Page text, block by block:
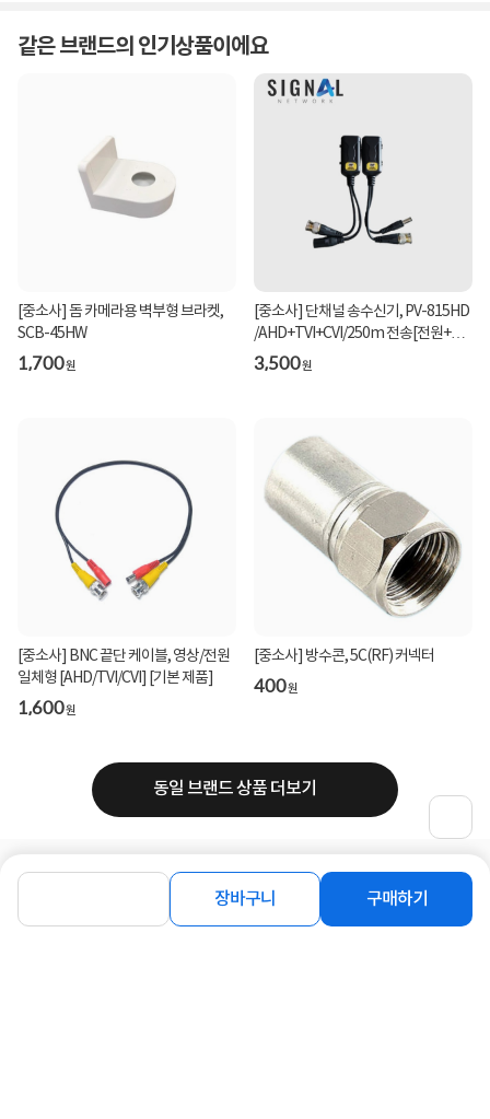
장바구니 구매하기
같은 브랜드의 인기상품이에요
[중소사] 돔 카메라용 벽부형 브라켓,
SCB-45HW
1,700원
[중소사] 단채널 송수신기, PV-815HD
/AHD+TVI+CVI/250m 전송[전원+영
3,500원
[중소사] BNC 끝단 케이블, 영상/전원
일체형 [AHD/TVI/CVI] [기본 제품]
1,600원
[중소사] 방수콘, 5C(RF) 커넥터
400원
동일 브랜드 상품 더보기
로그인 공지사항오시는길회사소개 PC버전
1588-8377 컴퓨존 APP